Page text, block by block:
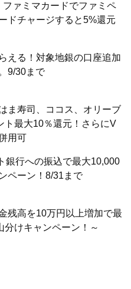
ファミマカードでファミペ
ドチャージすると5%還元
える！対象地銀の口座追加
9/30まで
ま寿司、ココス、オリーブ
ト最大10％還元！さらにV
用可
銀行への振込で最大10,000
ペーン！8/31まで
残高を10万円以上増加で最
分けキャンペーン！～